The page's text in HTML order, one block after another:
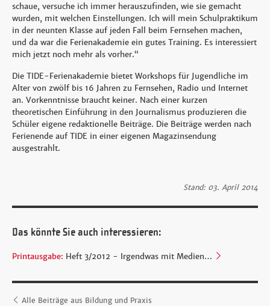
schaue, versuche ich immer herauszufinden, wie sie gemacht
wurden, mit welchen Einstellungen. Ich will mein Schulpraktikum
in der neunten Klasse auf jeden Fall beim Fernsehen machen,
und da war die Ferienakademie ein gutes Training. Es interessiert
mich jetzt noch mehr als vorher.“
Die TIDE-Ferienakademie bietet Workshops für Jugendliche im
Alter von zwölf bis 16 Jahren zu Fernsehen, Radio und Internet
an. Vorkenntnisse braucht keiner. Nach einer kurzen
theoretischen Einführung in den Journalismus produzieren die
Schüler eigene redaktionelle Beiträge. Die Beiträge werden nach
Ferienende auf TIDE in einer eigenen Magazinsendung
ausgestrahlt.
Stand: 03. April 2014
Das könnte Sie auch interessieren:
Printausgabe: Heft 3/2012 - Irgendwas mit Medien…
Alle Beiträge aus Bildung und Praxis